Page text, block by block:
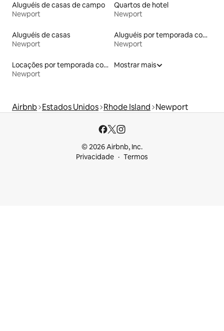
Aluguéis de casas de campo
Newport
Quartos de hotel
Newport
Aluguéis de casas
Newport
Aluguéis por temporada com acesso à praia
Newport
Locações por temporada com piscina
Newport
Mostrar mais
Airbnb Estados Unidos Rhode Island Newport
© 2026 Airbnb, Inc.
Privacidade
Termos